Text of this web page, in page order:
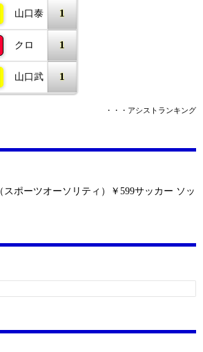
山口泰 1
クロ 1
山口武 1
・・・アシストランキング
スポーツオーソリティ）￥599サッカー ソッ